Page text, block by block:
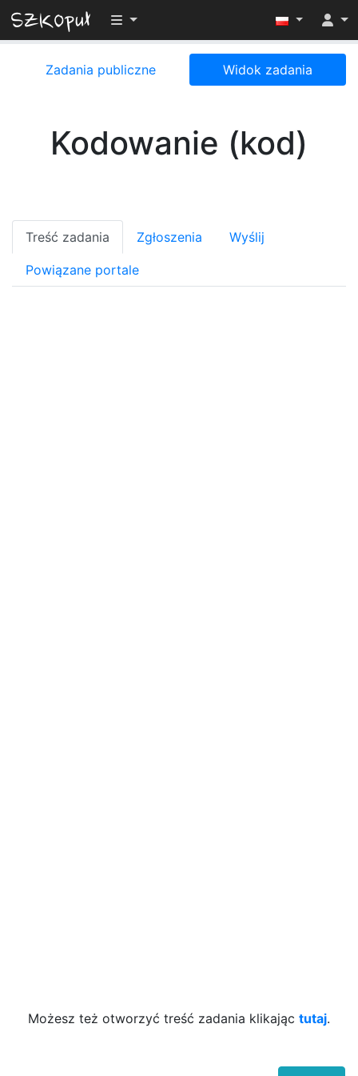
Przełącz widoczność menu
Zadania publiczne Widok zadania
Kodowanie (kod)
Treść zadania Zgłoszenia Wyślij
Powiązane portale
Możesz też otworzyć treść zadania klikając tutaj.